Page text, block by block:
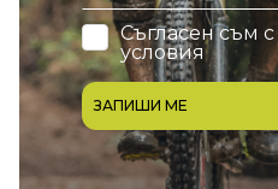
Съгласен съм с
условия
ЗАПИШИ МЕ